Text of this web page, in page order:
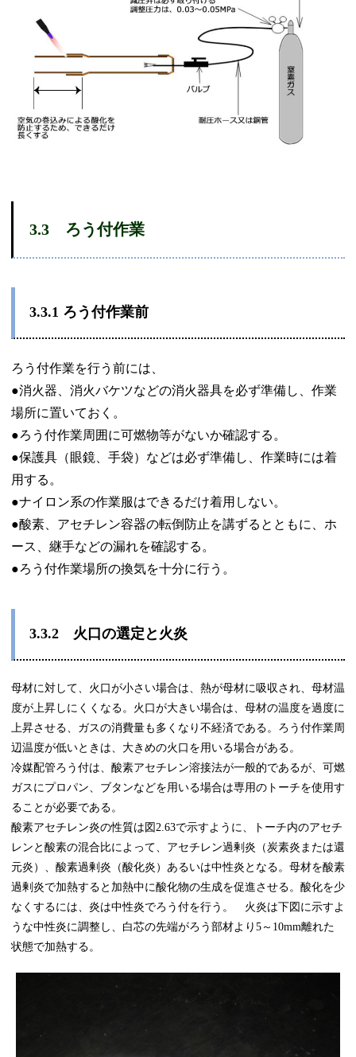
3.3 ろう付作業
3.3.1 ろう付作業前
ろう付作業を行う前には、
●消火器、消火バケツなどの消火器具を必ず準備し、作業
場所に置いておく。
●ろう付作業周囲に可燃物等がないか確認する。
●保護具（眼鏡、手袋）などは必ず準備し、作業時には着
用する。
●ナイロン系の作業服はできるだけ着用しない。
●酸素、アセチレン容器の転倒防止を講ずるとともに、ホ
ース、継手などの漏れを確認する。
●ろう付作業場所の換気を十分に行う。
3.3.2 火口の選定と火炎
母材に対して、火口が小さい場合は、熱が母材に吸収され、母材温
度が上昇しにくくなる。火口が大きい場合は、母材の温度を過度に
上昇させる、ガスの消費量も多くなり不経済である。ろう付作業周
辺温度が低いときは、大きめの火口を用いる場合がある。
冷媒配管ろう付は、酸素アセチレン溶接法が一般的であるが、可燃
ガスにプロパン、ブタンなどを用いる場合は専用のトーチを使用す
ることが必要である。
酸素アセチレン炎の性質は図2.63で示すように、トーチ内のアセチ
レンと酸素の混合比によって、アセチレン過剰炎（炭素炎または還
元炎）、酸素過剰炎（酸化炎）あるいは中性炎となる。母材を酸素
過剰炎で加熱すると加熱中に酸化物の生成を促進させる。酸化を少
なくするには、炎は中性炎でろう付を行う。 火炎は下図に示すよ
うな中性炎に調整し、白芯の先端がろう部材より5～10mm離れた
状態で加熱する。